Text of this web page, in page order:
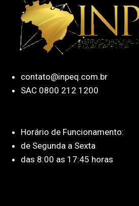
contato@inpeq.com.br
SAC 0800 212 1200
Horário de Funcionamento:
de Segunda a Sexta
das 8:00 as 17:45 horas